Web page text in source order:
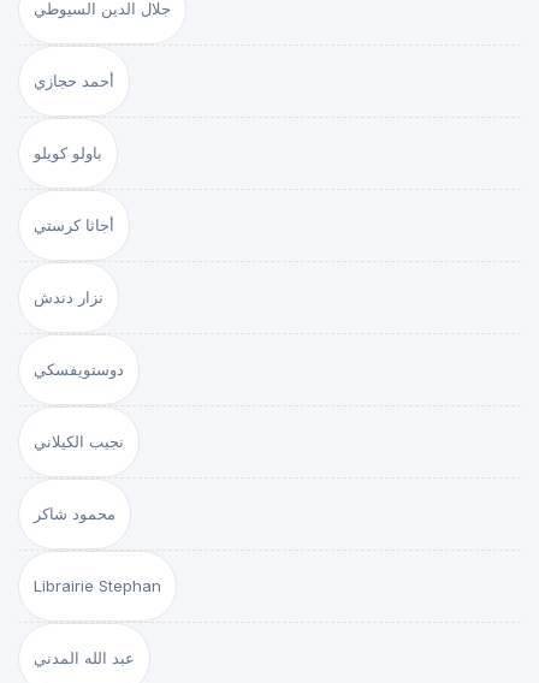
جلال الدين السيوطي
أحمد حجازي
باولو كويلو
أجاثا كرستي
نزار دندش
دوستويفسكي
نجيب الكيلاني
محمود شاكر
Librairie Stephan
عبد الله المدني